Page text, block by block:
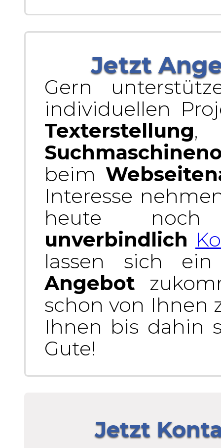
Jetzt
Gern
individuellen
Texterstellung,
beim
Interesse
heute
unverbindlich
lassen sich
Angebot
schon von Ihnen
Ihnen bis dahin
Gute!
Jetzt